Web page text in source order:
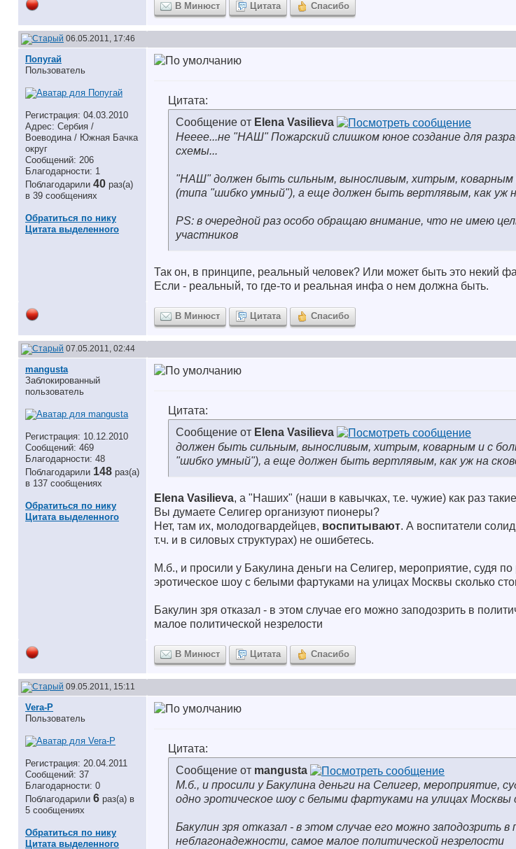
В Минюст Цитата Спасибо
06.05.2011, 17:46
Попугай
Пользователь
Регистрация: 04.03.2010
Адрес: Сербия /
Воеводина / Южная Бачка
округ
Сообщений: 206
Благодарности: 1
Поблагодарили 40 раз(а)
в 39 сообщениях
Обратиться по нику
Цитата выделенного
Цитата:
Сообщение от Elena Vasilieva
Нееее...не "НАШ" Пожарский слишком юное создание для
схемы...
"НАШ" должен быть сильным, выносливым, хитрым,
(типа "шибко умный"), а еще должен быть вертлявым, как уж
PS: в очередной раз особо обращаю внимание, что не имею
участников
Так он, в принципе, реальный человек? Или может быть это некий
Если - реальный, то где-то и реальная инфа о нем должна быть.
В Минюст Цитата Спасибо
07.05.2011, 02:44
mangusta
Заблокированный
пользователь
Регистрация: 10.12.2010
Сообщений: 469
Благодарности: 48
Поблагодарили 148 раз(а)
в 137 сообщениях
Обратиться по нику
Цитата выделенного
Цитата:
Сообщение от Elena Vasilieva
должен быть сильным, выносливым, хитрым, коварным и с
"шибко умный"), а еще должен быть вертлявым, как уж на
Elena Vasilieva, а "Наших" (наши в кавычках, т.е. чужие) как раз
Вы думаете Селигер организуют пионеры?
Нет, там их, молодогвардейцев, воспитывают. А воспитатели
т.ч. и в силовых структурах) не ошибетесь.
М.б., и просили у Бакулина деньги на Селигер, мероприятие, судя
эротическое шоу с белыми фартуками на улицах Москвы сколько
Бакулин зря отказал - в этом случае его можно заподозрить в
малое политической незрелости
В Минюст Цитата Спасибо
09.05.2011, 15:11
Vera-P
Пользователь
Регистрация: 20.04.2011
Сообщений: 37
Благодарности: 0
Поблагодарили 6 раз(а) в
5 сообщениях
Обратиться по нику
Цитата выделенного
Цитата:
Сообщение от mangusta
М.б., и просили у Бакулина деньги на Селигер, мероприятие,
одно эротическое шоу с белыми фартуками на улицах Москвы
Бакулин зря отказал - в этом случае его можно заподозрить в
неблагонадежности, самое малое политической незрелости